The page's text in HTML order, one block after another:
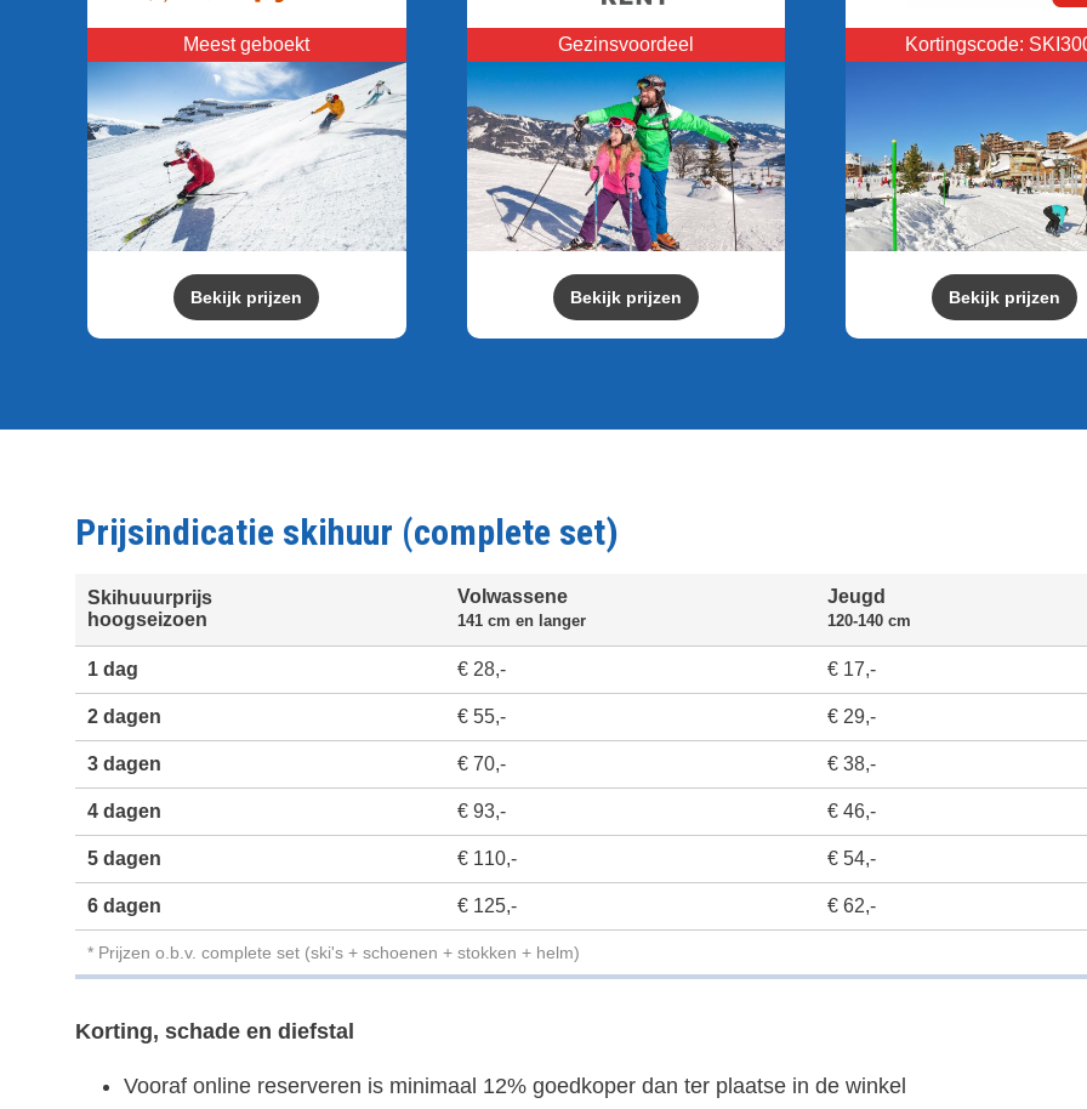
Meest geboekt
Bekijk prijzen
Gezinsvoordeel
Bekijk prijzen Bekijk prijzen
Kortingscode:
Prijsindicatie skihuur (complete set)
Skihuuurprijs
hoogseizoen
Volwassene
141 cm en langer
Jeugd
120-140 cm
1 dag € 28,- € 17,-
2 dagen € 55,- € 29,-
3 dagen € 70,- € 38,-
4 dagen € 93,- € 46,-
5 dagen € 110,- € 54,-
6 dagen € 125,- € 62,-
* Prijzen o.b.v. complete set (ski's + schoenen + stokken + helm)
Korting, schade en diefstal
Vooraf online reserveren is minimaal 12% goedkoper dan ter plaatse in de winkel